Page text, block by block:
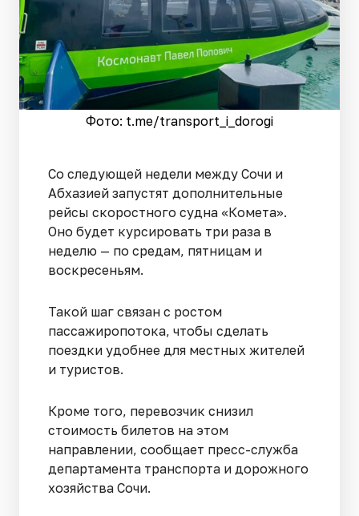
Фото: t.me/transport_i_dorogi
Со следующей недели между Сочи и
Абхазией запустят дополнительные
рейсы скоростного судна «Комета».
Оно будет курсировать три раза в
неделю — по средам, пятницам и
воскресеньям.
Такой шаг связан с ростом
пассажиропотока, чтобы сделать
поездки удобнее для местных жителей
и туристов.
Кроме того, перевозчик снизил
стоимость билетов на этом
направлении, сообщает пресс-служба
департамента транспорта и дорожного
хозяйства Сочи.